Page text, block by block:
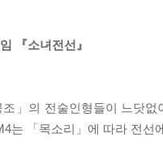
『소녀전선』
」의 전술인형들이 느닷
는 「목소리」에 따라 전